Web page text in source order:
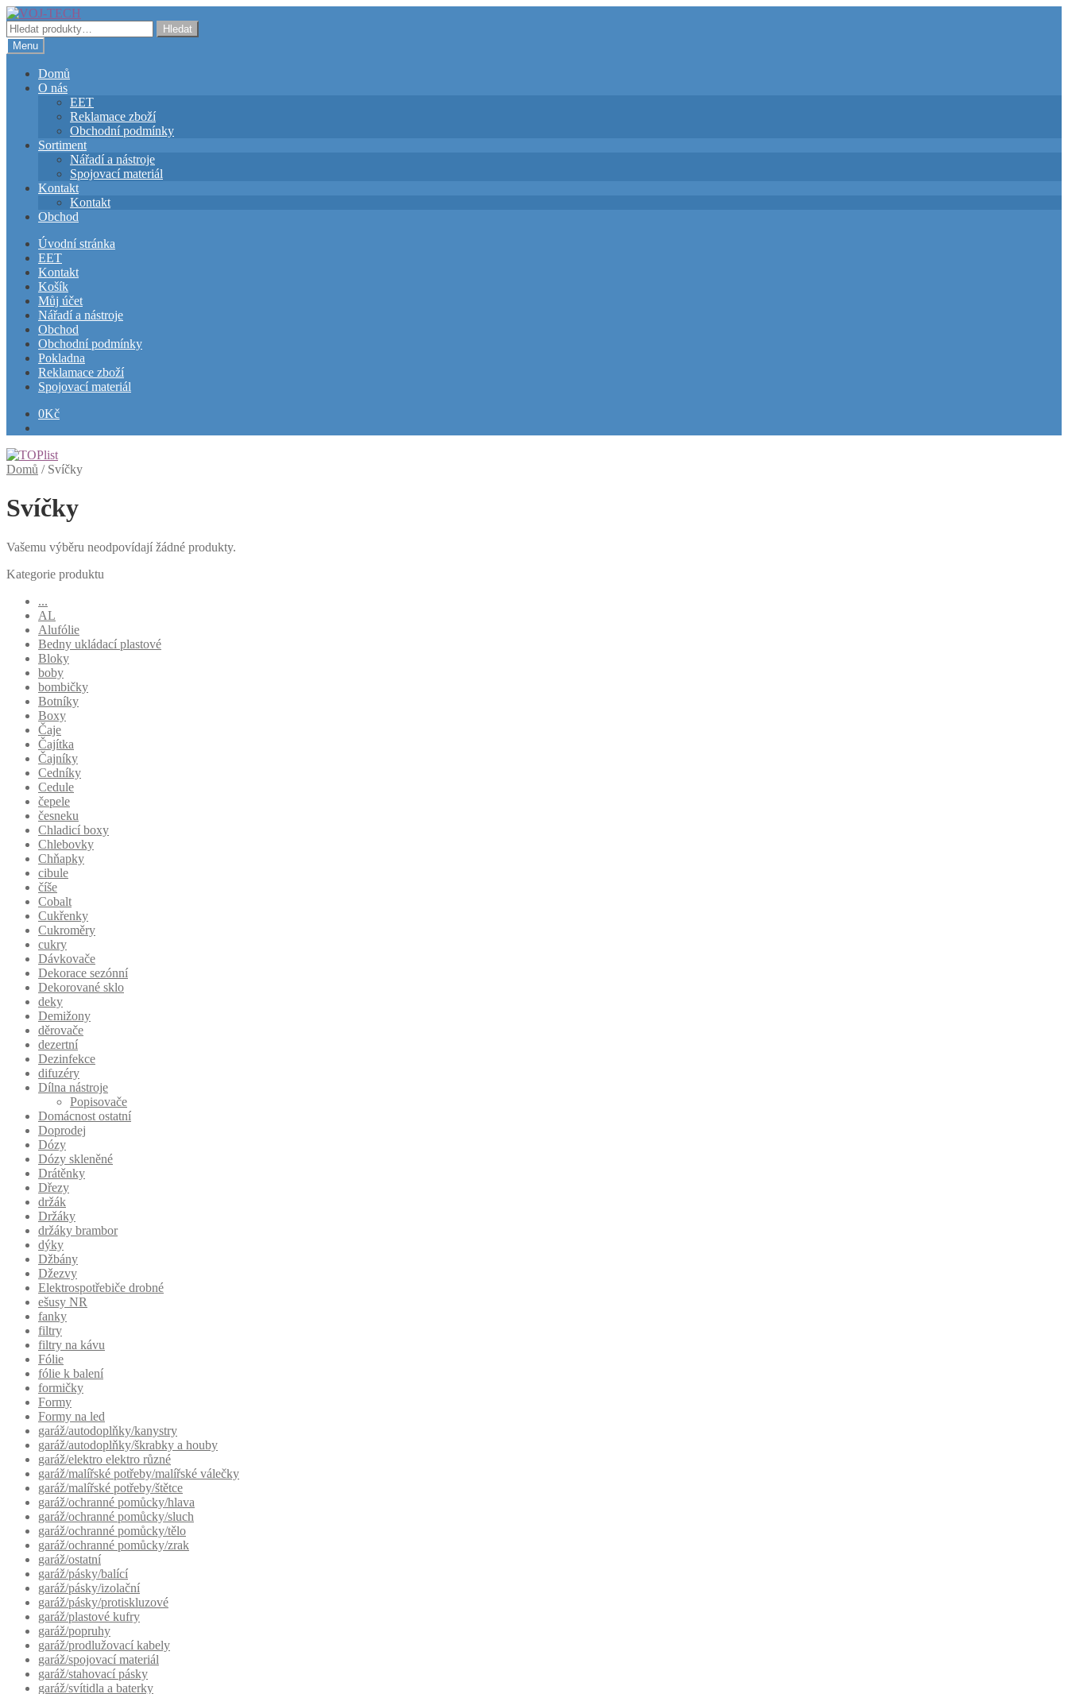
Přeskočit
na
navigaci
Přejít
k
obsahu
webu
Hledat:
Hledat
Menu
Domů
O nás
EET
Reklamace zboží
Obchodní podmínky
Sortiment
Nářadí a nástroje
Spojovací materiál
Kontakt
Kontakt
Obchod
Úvodní stránka
EET
Kontakt
Košík
Můj účet
Nářadí a nástroje
Obchod
Obchodní podmínky
Pokladna
Reklamace zboží
Spojovací materiál
0Kč
Domů / Svíčky
Svíčky
Vašemu výběru neodpovídají žádné produkty.
Kategorie produktu
...
AL
Alufólie
Bedny ukládací plastové
Bloky
boby
bombičky
Botníky
Boxy
Čaje
Čajítka
Čajníky
Cedníky
Cedule
čepele
česneku
Chladicí boxy
Chlebovky
Chňapky
cibule
číše
Cobalt
Cukřenky
Cukroměry
cukry
Dávkovače
Dekorace sezónní
Dekorované sklo
deky
Demižony
děrovače
dezertní
Dezinfekce
difuzéry
Dílna nástroje
Popisovače
Domácnost ostatní
Doprodej
Dózy
Dózy skleněné
Drátěnky
Dřezy
držák
Držáky
držáky brambor
dýky
Džbány
Džezvy
Elektrospotřebiče drobné
ešusy NR
fanky
filtry
filtry na kávu
Fólie
fólie k balení
formičky
Formy
Formy na led
garáž/autodoplňky/kanystry
garáž/autodoplňky/škrabky a houby
garáž/elektro elektro různé
garáž/malířské potřeby/malířské válečky
garáž/malířské potřeby/štětce
garáž/ochranné pomůcky/hlava
garáž/ochranné pomůcky/sluch
garáž/ochranné pomůcky/tělo
garáž/ochranné pomůcky/zrak
garáž/ostatní
garáž/pásky/balící
garáž/pásky/izolační
garáž/pásky/protiskluzové
garáž/plastové kufry
garáž/popruhy
garáž/prodlužovací kabely
garáž/spojovací materiál
garáž/stahovací pásky
garáž/svítidla a baterky